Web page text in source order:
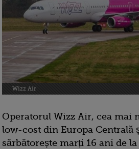
Wizz Air
Operatorul Wizz Air, cea mai
low-cost din Europa Centrală
sărbătorește marți 16 ani de